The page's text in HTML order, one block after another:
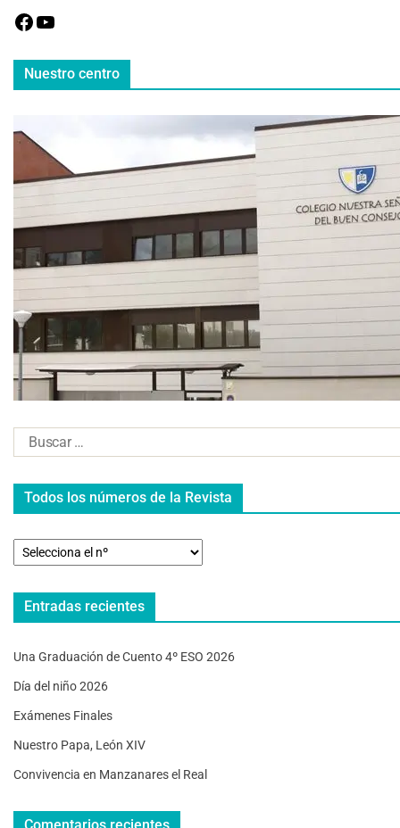
Nuestro centro
Todos los números de la Revista
Entradas recientes
Una Graduación de Cuento 4º ESO 2026
Día del niño 2026
Exámenes Finales
Nuestro Papa, León XIV
Convivencia en Manzanares el Real